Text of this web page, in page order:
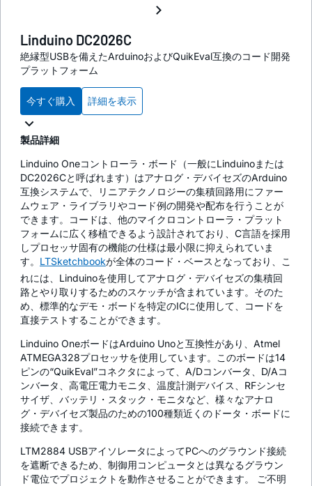
Linduino DC2026C
絶縁型USBを備えたArduinoおよびQuikEval互換のコード開発
プラットフォーム
今すぐ購入 詳細を表示
製品詳細
Linduino Oneコントローラ・ボード（一般にLinduinoまたは
DC2026Cと呼ばれます）はアナログ・デバイセズのArduino
互換システムで、リニアテクノロジーの集積回路用にファー
ムウェア・ライブラリやコード例の開発や配布を行うことが
できます。コードは、他のマイクロコントローラ・プラット
フォームに広く移植できるよう設計されており、C言語を採用
しプロセッサ固有の機能の仕様は最小限に抑えられていま
す。 LTSketchbookが全体のコード・ベースとなっており、こ
れには、Linduinoを使用してアナログ・デバイセズの集積回
路とやり取りするためのスケッチが含まれています。そのた
め、標準的なデモ・ボードを特定のICに使用して、コードを
直接テストすることができます。
Linduino OneボードはArduino Unoと互換性があり、Atmel
ATMEGA328プロセッサを使用しています。このボードは14
ピンの“QuikEval”コネクタによって、A/Dコンバータ、D/Aコ
ンバータ、高電圧電力モニタ、温度計測デバイス、RFシンセ
サイザ、バッテリ・スタック・モニタなど、様々なアナロ
グ・デバイセズ製品のための100種類近くのドータ・ボードに
接続できます。
LTM2884 USBアイソレータによってPCへのグラウンド接続
を遮断できるため、制御用コンピュータとは異なるグラウン
ド電位でプロジェクトを動作させることができます。 ご不明